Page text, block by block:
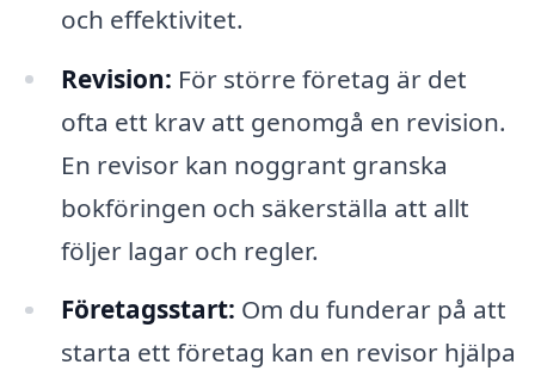
och effektivitet.
Revision: För större företag är det
ofta ett krav att genomgå en revision.
En revisor kan noggrant granska
bokföringen och säkerställa att allt
följer lagar och regler.
Företagsstart: Om du funderar på att
starta ett företag kan en revisor hjälpa